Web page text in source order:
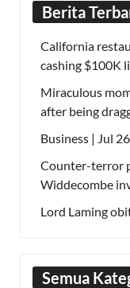
Berita
California
cashing $100K
Miraculous
after being
Business | Jul
Counter-terror
Widdecombe
Lord Laming
Semua